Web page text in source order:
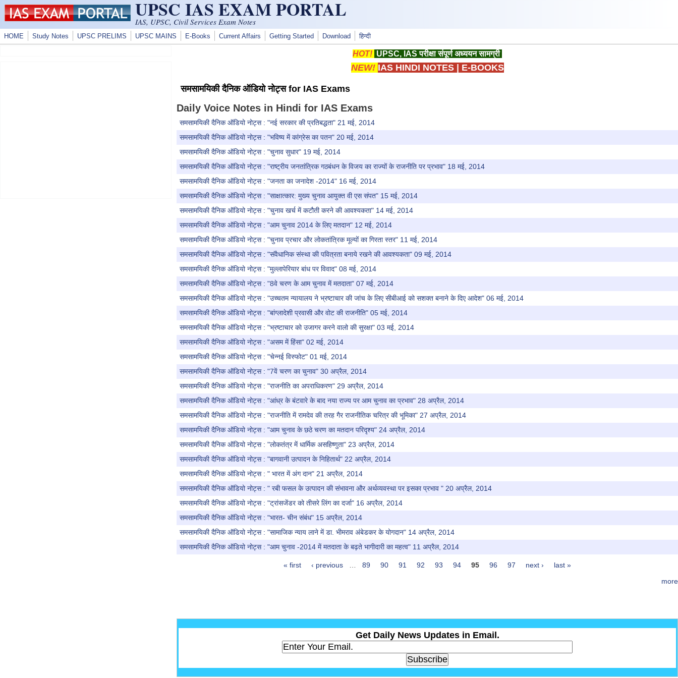
Skip to main content UPSC IAS EXAM PORTAL
IAS, UPSC, Civil Services Exam Notes
HOME Study Notes UPSC PRELIMS UPSC MAINS E-Books Current Affairs Getting Started Download हिन्दी
HOT! UPSC, IAS परीक्षा संपूर्ण अध्ययन सामग्री
NEW! IAS HINDI NOTES| E-BOOKS
समसामयिकी दैनिक ऑडियो नोट्स for IAS Exams
Daily Voice Notes in Hindi for IAS Exams
समसामयिकी दैनिक ऑडियो नोट्स : "नई सरकार की प्रतिबद्धता" 21 मई, 2014
समसामयिकी दैनिक ऑडियो नोट्स : "भविष्य में कांग्रेस का पतन" 20 मई, 2014
समसामयिकी दैनिक ऑडियो नोट्स : "चुनाव सुधार" 19 मई, 2014
समसामयिकी दैनिक ऑडियो नोट्स : "राष्ट्रीय जनतांत्रिक गठबंधन के विजय का राज्यों के राजनीति पर प्रभाव" 18 मई, 2014
समसामयिकी दैनिक ऑडियो नोट्स : "जनता का जनादेश -2014" 16 मई, 2014
समसामयिकी दैनिक ऑडियो नोट्स : "साक्षात्कार: मुख्य चुनाव आयुक्त वी एस संपत" 15 मई, 2014
समसामयिकी दैनिक ऑडियो नोट्स : "चुनाव खर्च में कटौती करने की आवश्यकता" 14 मई, 2014
समसामयिकी दैनिक ऑडियो नोट्स : "आम चुनाव 2014 के लिए मतदान" 12 मई, 2014
समसामयिकी दैनिक ऑडियो नोट्स : "चुनाव प्रचार और लोकतांत्रिक मूल्यों का गिरता स्तर" 11 मई, 2014
समसामयिकी दैनिक ऑडियो नोट्स : "संवैधानिक संस्था की पवित्रता बनाये रखने की आवश्यकता" 09 मई, 2014
समसामयिकी दैनिक ऑडियो नोट्स : "मुल्लापेरियार बांध पर विवाद" 08 मई, 2014
समसामयिकी दैनिक ऑडियो नोट्स : "8वे चरण के आम चुनाव में मतदाता" 07 मई, 2014
समसामयिकी दैनिक ऑडियो नोट्स : "उच्चतम न्यायालय ने भ्रष्टाचार की जांच के लिए सीबीआई को सशक्त बनाने के दिए आदेश" 06 मई, 2014
समसामयिकी दैनिक ऑडियो नोट्स : "बांग्लादेशी प्रवासी और वोट की राजनीति" 05 मई, 2014
समसामयिकी दैनिक ऑडियो नोट्स : "भ्रष्टाचार को उजागर करने वालो की सुरक्षा" 03 मई, 2014
समसामयिकी दैनिक ऑडियो नोट्स : "असम में हिंसा" 02 मई, 2014
समसामयिकी दैनिक ऑडियो नोट्स : "चेन्नई विस्फोट" 01 मई, 2014
समसामयिकी दैनिक ऑडियो नोट्स : "7वें चरण का चुनाव" 30 अप्रैल, 2014
समसामयिकी दैनिक ऑडियो नोट्स : "राजनीति का अपराधिकरण" 29 अप्रैल, 2014
समसामयिकी दैनिक ऑडियो नोट्स : "आंध्र के बंटवारे के बाद नया राज्य पर आम चुनाव का प्रभाव" 28 अप्रैल, 2014
समसामयिकी दैनिक ऑडियो नोट्स : "राजनीति में रामदेव की तरह गैर राजनीतिक चरित्र की भूमिका" 27 अप्रैल, 2014
समसामयिकी दैनिक ऑडियो नोट्स : "आम चुनाव के छठे चरण का मतदान परिदृश्य" 24 अप्रैल, 2014
समसामयिकी दैनिक ऑडियो नोट्स : "लोकतंत्र में धार्मिक असहिष्णुता" 23 अप्रैल, 2014
समसामयिकी दैनिक ऑडियो नोट्स : "बागवानी उत्पादन के निहितार्थ" 22 अप्रैल, 2014
समसामयिकी दैनिक ऑडियो नोट्स : " भारत में अंग दान" 21 अप्रैल, 2014
समसामयिकी दैनिक ऑडियो नोट्स : " रबी फसल के उत्पादन की संभावना और अर्थव्यवस्था पर इसका प्रभाव " 20 अप्रैल, 2014
समसामयिकी दैनिक ऑडियो नोट्स : "ट्रांसजेंडर को तीसरे लिंग का दर्जा" 16 अप्रैल, 2014
समसामयिकी दैनिक ऑडियो नोट्स : "भारत- चीन संबंध" 15 अप्रैल, 2014
समसामयिकी दैनिक ऑडियो नोट्स : "सामाजिक न्याय लाने में डा. भीमराव अंबेडकर के योगदान" 14 अप्रैल, 2014
समसामयिकी दैनिक ऑडियो नोट्स : "आम चुनाव -2014 में मतदाता के बढ़ते भागीदारी का महत्व" 11 अप्रैल, 2014
« first ‹ previous … 89 90 91 92 93 94 95 96 97 next ›
last »
more
Get Daily News Updates in Email.